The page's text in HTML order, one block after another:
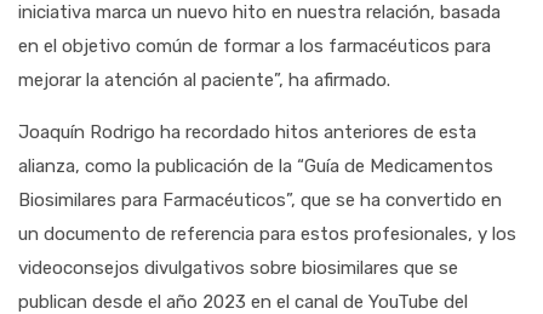
iniciativa marca un nuevo hito en nuestra relación, basada
en el objetivo común de formar a los farmacéuticos para
mejorar la atención al paciente”, ha afirmado.
Joaquín Rodrigo ha recordado hitos anteriores de esta
alianza, como la publicación de la “Guía de Medicamentos
Biosimilares para Farmacéuticos”, que se ha convertido en
un documento de referencia para estos profesionales, y los
videoconsejos divulgativos sobre biosimilares que se
publican desde el año 2023 en el canal de YouTube del